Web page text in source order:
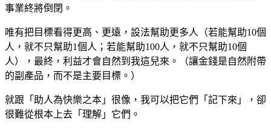
事業終將倒閉。
唯有把目標看得更高、更遠，設法幫助更多人（若能幫助10個
人，就不只幫助1個人；若能幫助100人，就不只幫助10個
人），最終，利益才會自然到我這兒來。（讓金錢是自然附帶
的副產品，而不是主要目標。）
就跟「助人為快樂之本」很像，我可以把它們「記下來」，卻
很難從根本上去「理解」它們。